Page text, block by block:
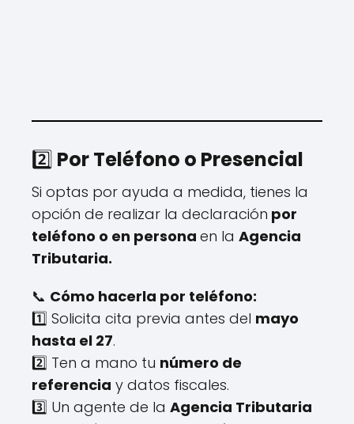
2️⃣ Por Teléfono o Presencial
Si optas por ayuda a medida, tienes la
opción de realizar la declaración por
teléfono o en persona en la Agencia
Tributaria.
📞 Cómo hacerla por teléfono:
1️⃣ Solicita cita previa antes del mayo
hasta el 27.
2️⃣ Ten a mano tu número de
referencia y datos fiscales.
3️⃣ Un agente de la Agencia Tributaria